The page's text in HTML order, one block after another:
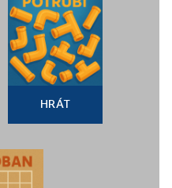
HRÁT